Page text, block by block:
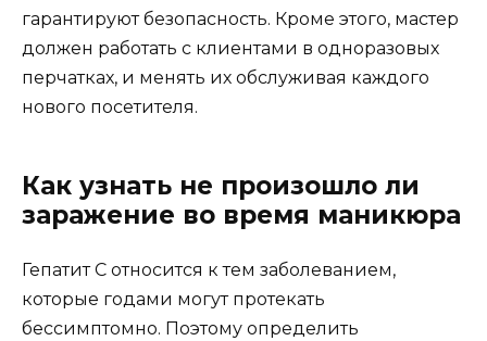
гарантируют безопасность. Кроме этого, мастер
должен работать с клиентами в одноразовых
перчатках, и менять их обслуживая каждого
нового посетителя.
Как узнать не произошло ли
заражение во время маникюра
Гепатит С относится к тем заболеванием,
которые годами могут протекать
бессимптомно. Поэтому определить